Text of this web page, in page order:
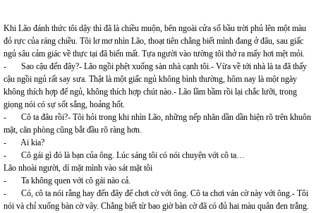
Khi Lão đánh thức tôi dậy thì đã là chiều muộn, bên ngoài cửa sổ bầu trời phủ lên một màu
đỏ rực của ráng chiều. Tôi lơ mơ nhìn Lão, thoạt tiên chẳng biết mình đang ở đâu, sau giấc
ngủ sâu cảm giác về thực tại đã biến mất. Tựa người vào tường tôi thở ra mấy hơi mệt mỏi.
- Sao cậu đến đây?- Lão ngồi phệt xuống sàn nhà cạnh tôi.- Vừa về tới nhà là ta đã thấy
cậu ngồi ngủ rất say sưa. Thật là một giấc ngủ không bình thường, hôm nay là một ngày
không thích hợp để ngủ, không thích hợp chút nào.- Lão lầm bầm rồi lại chắc lưỡi, trong
giọng nói có sự sốt sắng, hoảng hốt.
- Cô ta đâu rồi?- Tôi hỏi trong khi nhìn Lão, những nếp nhăn dần dần hiện rõ trên khuôn
mặt, căn phòng cũng bắt đầu rõ ràng hơn.
- Ai kia?
- Cô gái gì đó là bạn của ông. Lúc sáng tôi có nói chuyện với cô ta…
Lão nhoài người, dí mặt mình vào sát mặt tôi
- Ta không quen với cô gái nào cả.
- Có, cô ta nói rằng hay đến đây để chơi cờ với ông. Cô ta chơi ván cờ này với ông.- Tôi
nói và chỉ xuống bàn cờ vây. Chẳng biết từ bao giờ bàn cờ đã có đủ hai màu quân đen trắng.